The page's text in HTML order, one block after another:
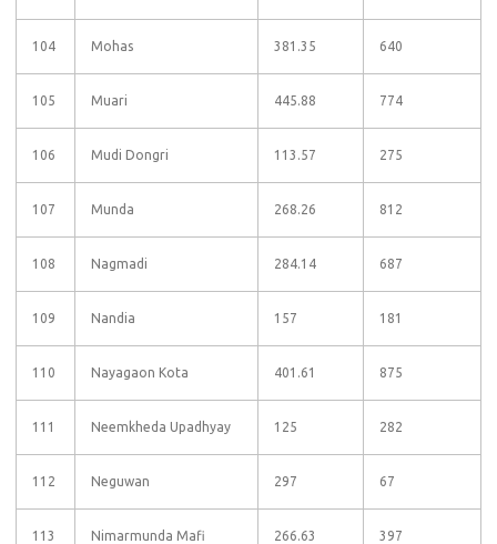
104 Mohas 381.35 640
105 Muari 445.88 774
106 Mudi Dongri 113.57 275
107 Munda 268.26 812
108 Nagmadi 284.14 687
109 Nandia 157 181
110 Nayagaon Kota 401.61 875
111 Neemkheda Upadhyay 125 282
112 Neguwan 297 67
113 Nimarmunda Mafi 266.63 397